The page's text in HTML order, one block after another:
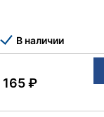
В наличии
165₽